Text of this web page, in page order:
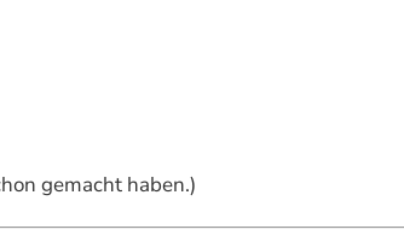
gemacht haben.)